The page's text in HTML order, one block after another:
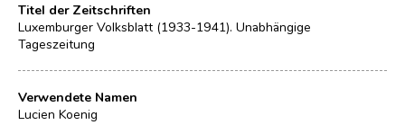
Titel der Zeitschriften
Luxemburger Volksblatt (1933-1941). Unabhängige
Tageszeitung
Verwendete Namen
Lucien Koenig